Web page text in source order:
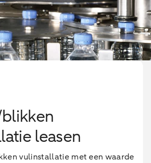
leasen
vulinstallatie met een waarde